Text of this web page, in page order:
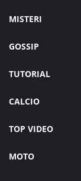
MISTERI
GOSSIP
TUTORIAL
CALCIO
TOP VIDEO
MOTO